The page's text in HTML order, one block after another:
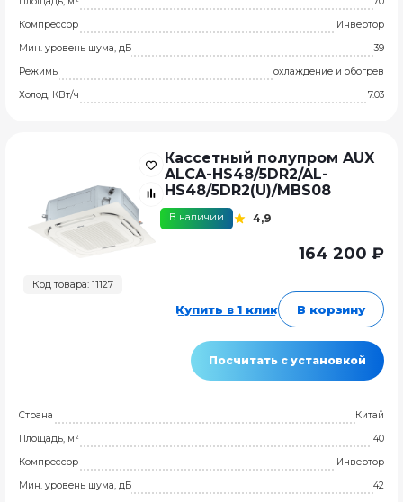
Компрессор
Инвертор
Мин. уровень шума, дБ
39
Режимы
охлаждение и обогрев
Холод, КВт/ч
7.03
Код товара: 11127
Кассетный полупром AUX
ALCA-HS48/5DR2/AL-
HS48/5DR2(U)/MBS08
В наличии 4,9
164 200 ₽
Купить в 1 клик В корзину
Посчитать с установкой
Страна
Китай
Площадь, м²
140
Компрессор
Инвертор
Мин. уровень шума, дБ
42